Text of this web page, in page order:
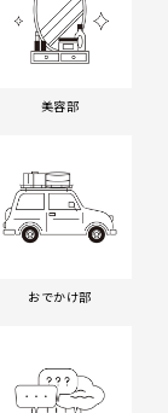
美容部
おでかけ部